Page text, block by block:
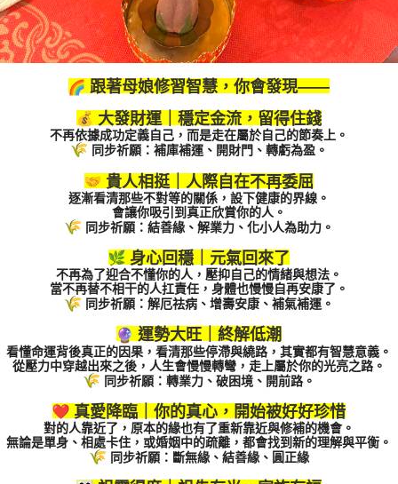
跟著母娘修習智慧，你會發現——
大發財運｜穩定金流，留得住錢
不再依據成功定義自己，而是走在屬於自己的節奏上。
同步祈願：補庫補運、開財門、轉虧為盈。
貴人相挺｜人際自在不再委屈
逐漸看清那些不對等的關係，設下健康的界線。
會讓你吸引到真正欣賞你的人。
同步祈願：結善緣、解業力、化小人為助力。
身心回穩｜元氣回來了
不再為了迎合不懂你的人，壓抑自己的情緒與想法。
當不再替不相干的人扛責任，身體也慢慢自再安康了。
同步祈願：解厄祛病、增壽安康、補氣補運。
運勢大旺｜終解低潮
看懂命運背後真正的因果，看清那些停滯與繞路， 其實都有智慧意義。
從壓力中穿越出來之後，人生會慢慢轉彎，走上屬於你的光亮之路。
同步祈願：轉業力、破困境、開前路。
真愛降臨｜你的真心，開始被好好珍惜
對的人靠近了， 原本的緣也有了重新靠近與修補的機會。
無論是單身、相處卡住，或婚姻中的疏離， 都會找到新的理解與平衡。
同步祈願：斷無緣、結善緣、圓正緣